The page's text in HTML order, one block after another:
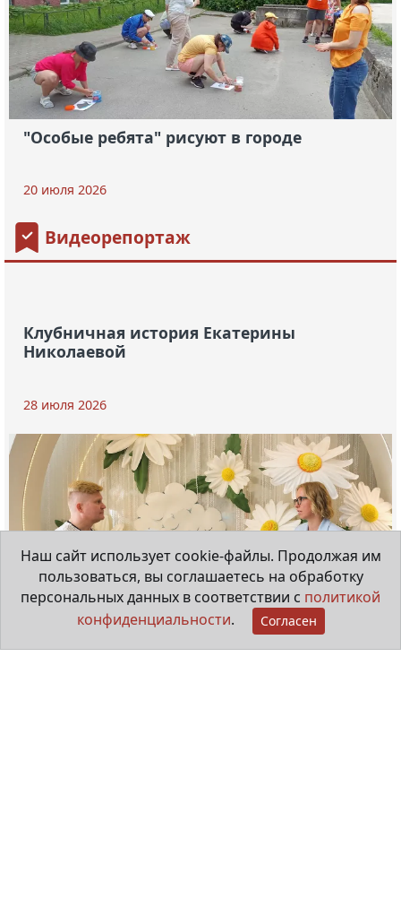
"Особые ребята" рисуют в городе
20 июля 2026
Видеорепортаж
Клубничная история Екатерины
Николаевой
28 июля 2026
Наш сайт использует cookie-файлы. Продолжая им
пользоваться, вы соглашаетесь на обработку
персональных данных в соответствии с политикой
конфиденциальности. Согласен